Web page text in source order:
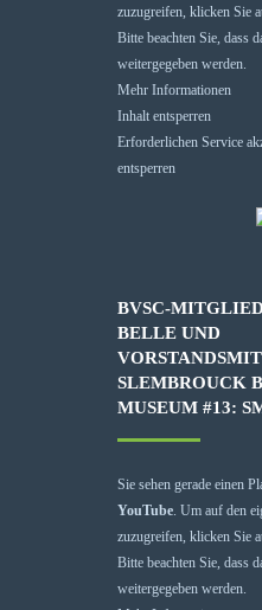
zuzugreifen, klicken Sie
Bitte beachten Sie, dass
weitergegeben werden.
Mehr Informationen
Inhalt entsperren
Erforderlichen Service
entsperren
BVSC-
BELLE UND
SLEMBROUCK
MUSEUM #13:
Sie sehen gerade einen
YouTube. Um auf den
zuzugreifen, klicken Sie
Bitte beachten Sie, dass
weitergegeben werden.